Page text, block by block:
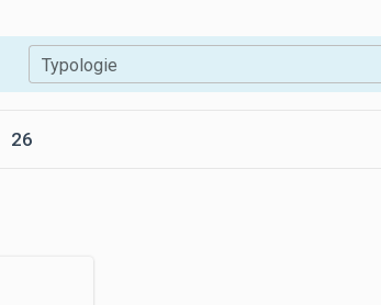
Typologie
26